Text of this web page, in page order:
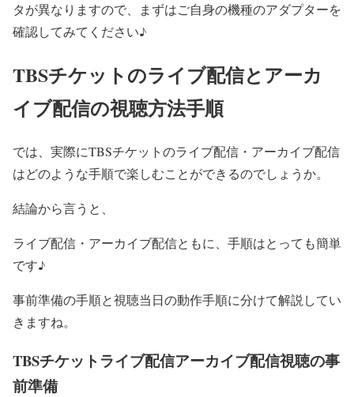
タが異なりますので、まずはご自身の機種のアダプターを
確認してみてください♪
TBSチケットのライブ配信とアーカ
イブ配信の視聴方法手順
では、実際にTBSチケットのライブ配信・アーカイブ配信
はどのような手順で楽しむことができるのでしょうか。
結論から言うと、
ライブ配信・アーカイブ配信ともに、手順はとっても簡単
です♪
事前準備の手順と視聴当日の動作手順に分けて解説してい
きますね。
TBSチケットライブ配信アーカイブ配信視聴の事
前準備